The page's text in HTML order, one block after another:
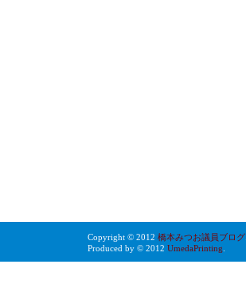
Copyright © 2012 橋本みつお議員ブログ
Produced by © 2012 UmedaPrinting